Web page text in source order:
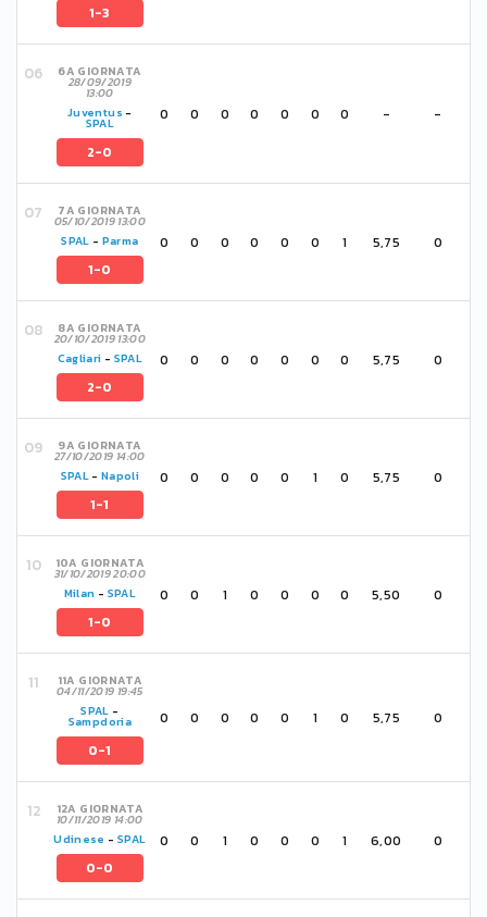
1-3
6A GIORNATA
28/09/2019
13:00
Juventus -
SPAL
2-0
0 0 0 0 0 0 0 - -
7A GIORNATA
05/10/2019 13:00
SPAL - Parma
1-0
0 0 0 0 0 0 1 5,75 0
8A GIORNATA
20/10/2019 13:00
Cagliari - SPAL
2-0
0 0 0 0 0 0 0 5,75 0
9A GIORNATA
27/10/2019 14:00
SPAL-Napoli
1-1
0 0 0 0 0 1 0 5,75 0
10A GIORNATA
31/10/2019 20:00
Milan - SPAL
1-0
0 0 1 0 0 0 0 5,50 0
11A GIORNATA
04/11/2019 19:45
SPAL -
Sampdoria
0-1
0 0 0 0 0 1 0 5,75 0
12A GIORNATA
10/11/2019 14:00
Udinese - SPAL
0-0
0 0 1 0 0 0 1 6,00 0